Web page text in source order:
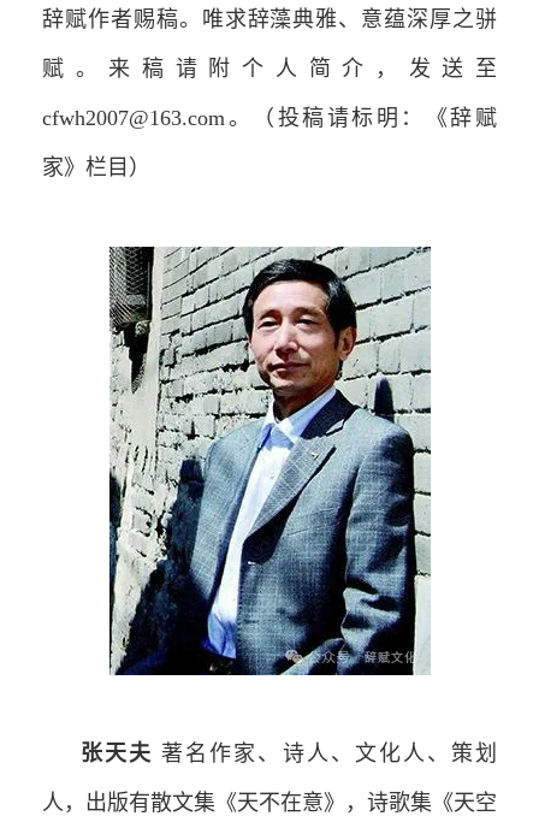
辞赋作者赐稿。唯求辞藻典雅、意蕴深厚之骈
赋。来稿请附个人简介，发送至
cfwh2007@163.com。（投稿请标明：《辞赋
家》栏目）
张天夫 著名作家、诗人、文化人、策划
人，出版有散文集《天不在意》，诗歌集《天空